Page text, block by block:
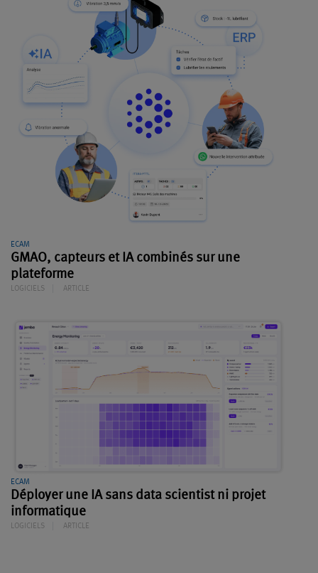
ECAM
GMAO, capteurs et IA combinés sur une
plateforme
LOGICIELS ARTICLE
ECAM
Déployer une IA sans data scientist ni projet
informatique
LOGICIELS ARTICLE